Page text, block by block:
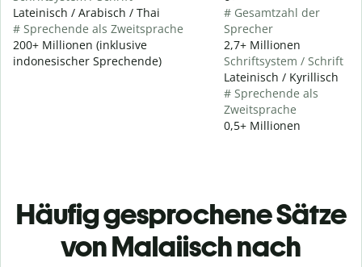
Lateinisch / Arabisch / Thai
# Sprechende als Zweitsprache
200+ Millionen (inklusive
indonesischer Sprechende)
# Gesamtzahl der
Sprecher
2,7+ Millionen
Schriftsystem / Schrift
Lateinisch / Kyrillisch
# Sprechende als
Zweitsprache
0,5+ Millionen
Häufig gesprochene Sätze
von Malaiisch nach